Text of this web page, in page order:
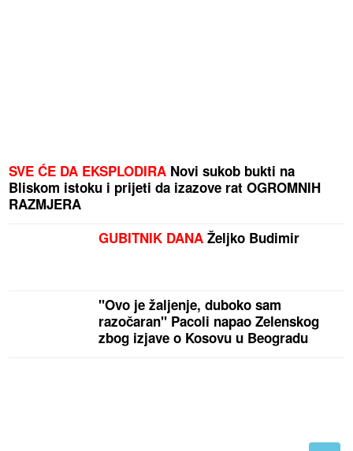
SVE ĆE DA EKSPLODIRA Novi sukob bukti na
Bliskom istoku i prijeti da izazove rat OGROMNIH
RAZMJERA
GUBITNIK DANA Željko Budimir
"Ovo je žaljenje, duboko sam
razočaran" Pacoli napao Zelenskog
zbog izjave o Kosovu u Beogradu